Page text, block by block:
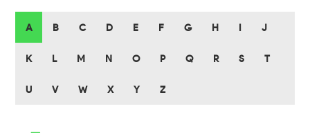
A B C D E F G H J
K L M N O P Q R S T
U V W X Y Z